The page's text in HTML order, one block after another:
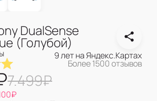
DualSense
(Голубой)
9 лет на Яндекс.Картах
Более 1500 отзывов
7.499₽
₽